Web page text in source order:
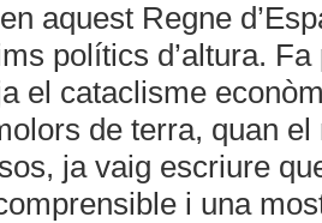
aquest Regne
polítics d’altura.
el cataclisme
de terra, quan
ja vaig escriure
i una